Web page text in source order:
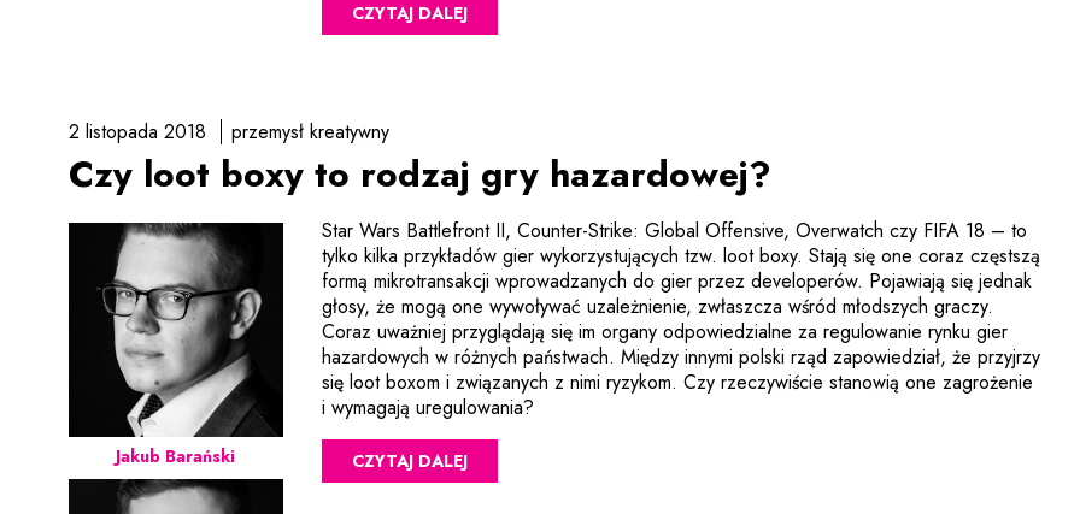
CZYTAJ DALEJ
2 listopada 2018 przemysł kreatywny
Czy loot boxy to rodzaj gry hazardowej?
Star Wars Battlefront II, Counter-Strike: Global Offensive, Overwatch czy FIFA 18 – to
tylko kilka przykładów gier wykorzystujących tzw. loot boxy. Stają się one coraz częstszą
formą mikrotransakcji wprowadzanych do gier przez developerów. Pojawiają się jednak
głosy, że mogą one wywoływać uzależnienie, zwłaszcza wśród młodszych graczy.
Coraz uważniej przyglądają się im organy odpowiedzialne za regulowanie rynku gier
hazardowych w różnych państwach. Między innymi polski rząd zapowiedział, że przyjrzy
się loot boxom i związanych z nimi ryzykom. Czy rzeczywiście stanowią one zagrożenie
i wymagają uregulowania?
CZYTAJ DALEJ
Jakub Barański